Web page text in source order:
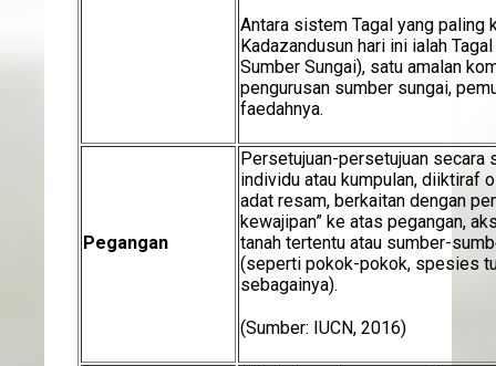
Antara sistem Tagal yang paling
Kadazandusun hari ini ialah
Sumber Sungai), satu amalan
pengurusan sumber sungai,
faedahnya.
Pegangan
Persetujuan-persetujuan secara
individu atau kumpulan, diiktiraf
adat resam, berkaitan dengan
kewajipan” ke atas pegangan,
tanah tertentu atau sumber-
(seperti pokok-pokok, spesies
sebagainya).
(Sumber: IUCN, 2016)